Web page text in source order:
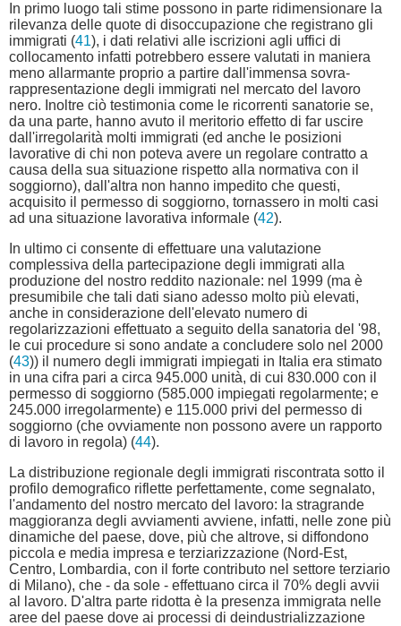
In primo luogo tali stime possono in parte ridimensionare la
rilevanza delle quote di disoccupazione che registrano gli
immigrati (41), i dati relativi alle iscrizioni agli uffici di
collocamento infatti potrebbero essere valutati in maniera
meno allarmante proprio a partire dall'immensa sovra-
rappresentazione degli immigrati nel mercato del lavoro
nero. Inoltre ciò testimonia come le ricorrenti sanatorie se,
da una parte, hanno avuto il meritorio effetto di far uscire
dall'irregolarità molti immigrati (ed anche le posizioni
lavorative di chi non poteva avere un regolare contratto a
causa della sua situazione rispetto alla normativa con il
soggiorno), dall'altra non hanno impedito che questi,
acquisito il permesso di soggiorno, tornassero in molti casi
ad una situazione lavorativa informale (42).
In ultimo ci consente di effettuare una valutazione
complessiva della partecipazione degli immigrati alla
produzione del nostro reddito nazionale: nel 1999 (ma è
presumibile che tali dati siano adesso molto più elevati,
anche in considerazione dell'elevato numero di
regolarizzazioni effettuato a seguito della sanatoria del '98,
le cui procedure si sono andate a concludere solo nel 2000
(43)) il numero degli immigrati impiegati in Italia era stimato
in una cifra pari a circa 945.000 unità, di cui 830.000 con il
permesso di soggiorno (585.000 impiegati regolarmente; e
245.000 irregolarmente) e 115.000 privi del permesso di
soggiorno (che ovviamente non possono avere un rapporto
di lavoro in regola) (44).
La distribuzione regionale degli immigrati riscontrata sotto il
profilo demografico riflette perfettamente, come segnalato,
l'andamento del nostro mercato del lavoro: la stragrande
maggioranza degli avviamenti avviene, infatti, nelle zone più
dinamiche del paese, dove, più che altrove, si diffondono
piccola e media impresa e terziarizzazione (Nord-Est,
Centro, Lombardia, con il forte contributo nel settore terziario
di Milano), che - da sole - effettuano circa il 70% degli avvii
al lavoro. D'altra parte ridotta è la presenza immigrata nelle
aree del paese dove ai processi di deindustrializzazione